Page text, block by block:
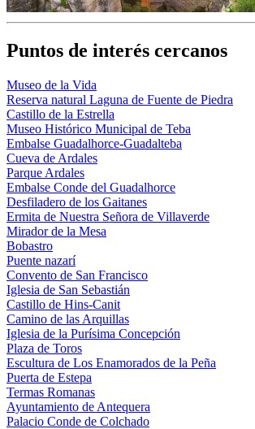
Puntos de interés cercanos
Museo de la Vida
Reserva natural Laguna de Fuente de Piedra
Castillo de la Estrella
Museo Histórico Municipal de Teba
Embalse Guadalhorce-Guadalteba
Cueva de Ardales
Parque Ardales
Embalse Conde del Guadalhorce
Desfiladero de los Gaitanes
Ermita de Nuestra Señora de Villaverde
Mirador de la Mesa
Bobastro
Puente nazarí
Convento de San Francisco
Iglesia de San Sebastián
Castillo de Hins-Canit
Camino de las Arquillas
Iglesia de la Purísima Concepción
Plaza de Toros
Escultura de Los Enamorados de la Peña
Puerta de Estepa
Termas Romanas
Ayuntamiento de Antequera
Palacio Conde de Colchado